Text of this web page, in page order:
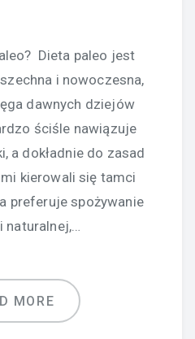
Dieta paleo jest
i nowoczesna,
dawnych dziejów
ściśle nawiązuje
a dokładnie do zasad
kierowali się tamci
preferuje spożywanie
naturalnej,…
MORE